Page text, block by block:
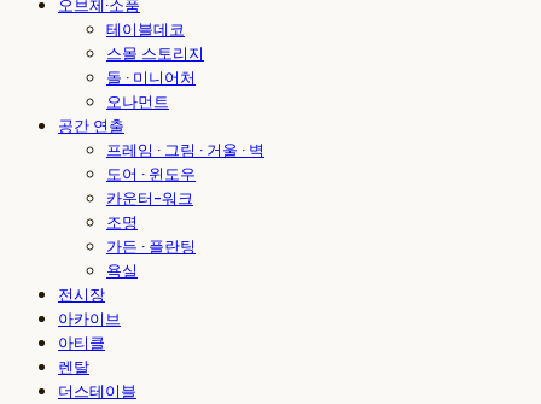
오브제·소품
테이블데코
스몰 스토리지
돌 · 미니어처
오나먼트
공간 연출
프레임 · 그림 · 거울 · 벽
도어 · 윈도우
카운터-워크
조명
가든 · 플란팅
욕실
전시장
아카이브
아티클
렌탈
더스테이블